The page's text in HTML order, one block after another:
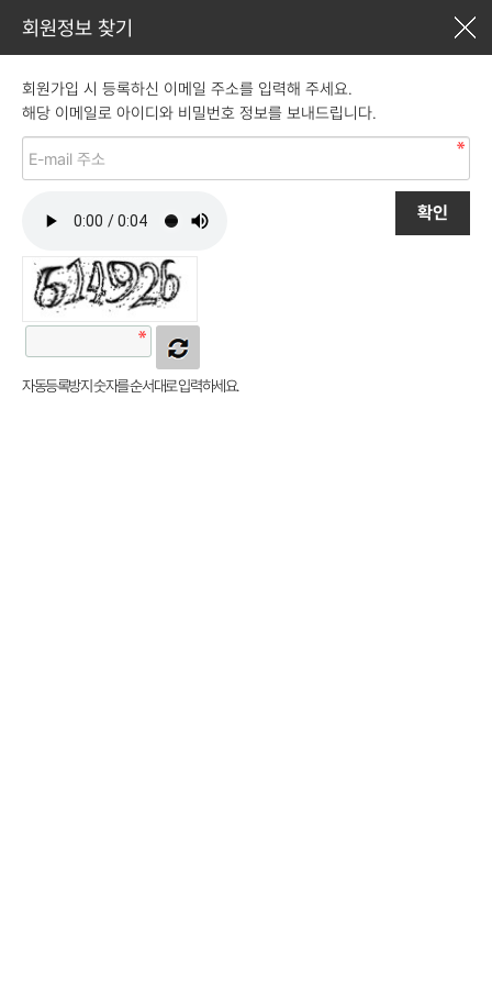
회원정보 찾기
회원가입 시 등록하신 이메일 주소를 입력해 주세요.
해당 이메일로 아이디와 비밀번호 정보를 보내드립니다.
자동등록방지 숫자를 순서대로 입력하세요.